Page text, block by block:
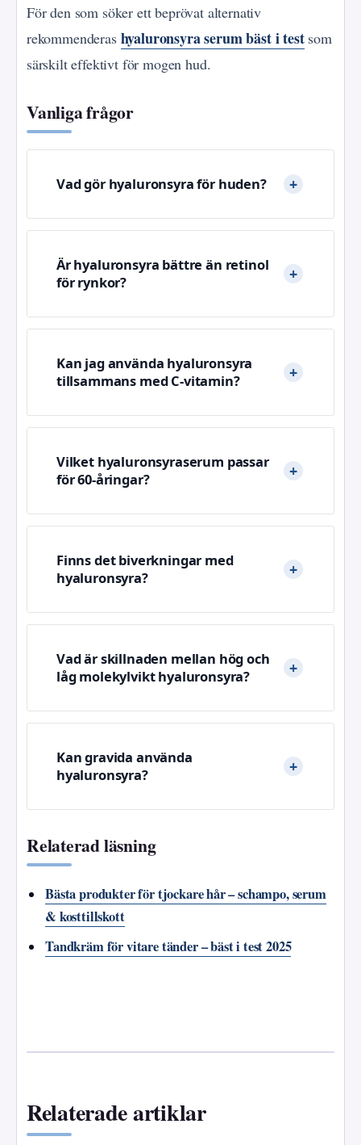
För den som söker ett beprövat alternativ
rekommenderas hyaluronsyra serum bäst i testsom
särskilt effektivt för mogen hud.
Vanliga frågor
Vad gör hyaluronsyra för huden?
Är hyaluronsyra bättre än retinol
för rynkor?
Kan jag använda hyaluronsyra
tillsammans med C-vitamin?
Vilket hyaluronsyraserum passar
för 60-åringar?
Finns det biverkningar med
hyaluronsyra?
Vad är skillnaden mellan hög och
låg molekylvikt hyaluronsyra?
Kan gravida använda
hyaluronsyra?
Relaterad läsning
Bästa produkter för tjockare hår – schampo, serum
& kosttillskott
Tandkräm för vitare tänder – bäst i test 2025
Relaterade artiklar